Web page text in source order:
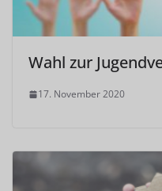
Wahl zur
17. November 2020